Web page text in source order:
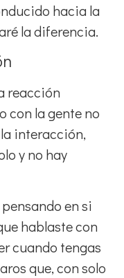
hacia la
la diferencia.
reacción
con la gente no
interacción,
y no hay
en si
hablaste con
cuando tengas
que, con solo